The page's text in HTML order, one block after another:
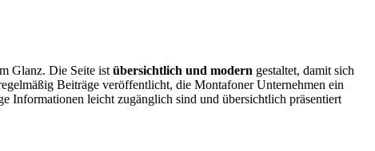
Glanz. Die Seite ist übersichtlich und modern gestaltet, damit sich
Beiträge veröffentlicht, die Montafoner Unternehmen ein
Informationen leicht zugänglich sind und übersichtlich präsentiert